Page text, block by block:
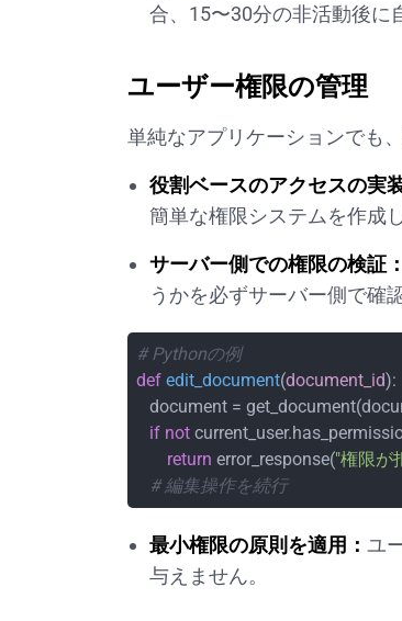
合、15〜30分の非活動後に
ユーザー権限の管理
単純なアプリケーションでも
役割ベースのアクセスの実
簡単な権限システムを作成し
サーバー側での権限の検証：
うかを必ずサーバー側で確
# Pythonの例
def edit_document(document_id):
document =
if not
return error_response("権限が
# 編集操作を続行
最小権限の原則を適用： ユ
与えません。